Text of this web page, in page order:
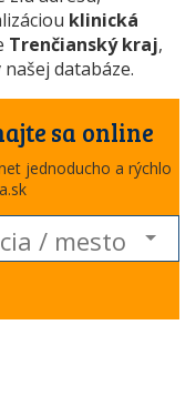
klinická
Trenčianský kraj,
databáze.
sa online
jednoducho a rýchlo